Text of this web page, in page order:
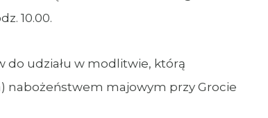
10.00.
do udziału w modlitwie, którą
nabożeństwem majowym przy Grocie